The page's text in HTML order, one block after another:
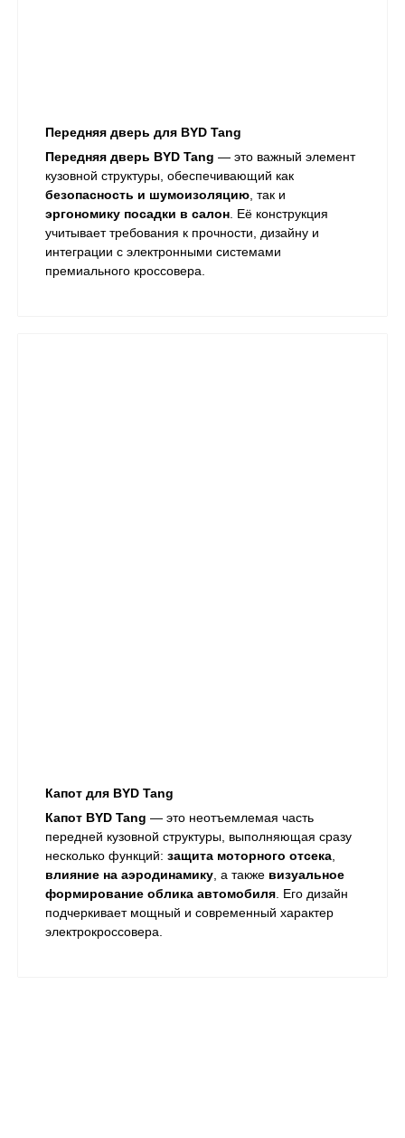
Передняя дверь для BYD Tang
Передняя дверь BYD Tang — это важный элемент
кузовной структуры, обеспечивающий как
безопасность и шумоизоляцию , так и
эргономику посадки в салон . Её конструкция
учитывает требования к прочности, дизайну и
интеграции с электронными системами
премиального кроссовера.
Капот для BYD Tang
Капот BYD Tang — это неотъемлемая часть
передней кузовной структуры, выполняющая сразу
несколько функций: защита моторного отсека
влияние на аэродинамику , а также визуальное
формирование облика автомобиля . Его дизайн
подчеркивает мощный и современный характер
электрокроссовера.